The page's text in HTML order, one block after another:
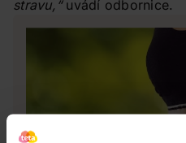
stravu,“ uvádí odbornice.